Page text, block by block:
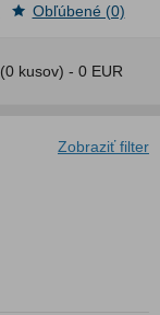
(0 kusov) - 0 EUR
Obľúbené (0)
Zobraziť filter